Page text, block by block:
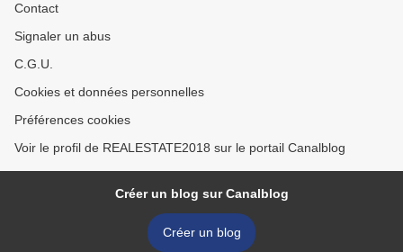
Contact
Signaler un abus
C.G.U.
Cookies et données personnelles
Préférences cookies
Voir le profil de REALESTATE2018 sur le portail Canalblog
Créer un blog sur Canalblog
Créer un blog